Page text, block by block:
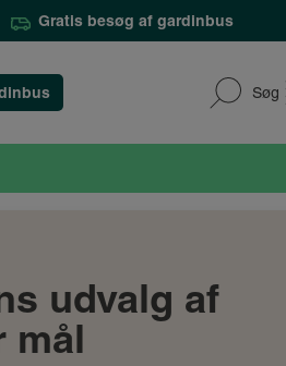
Gratis besøg af gardinbus
Søg
udvalg af
mål